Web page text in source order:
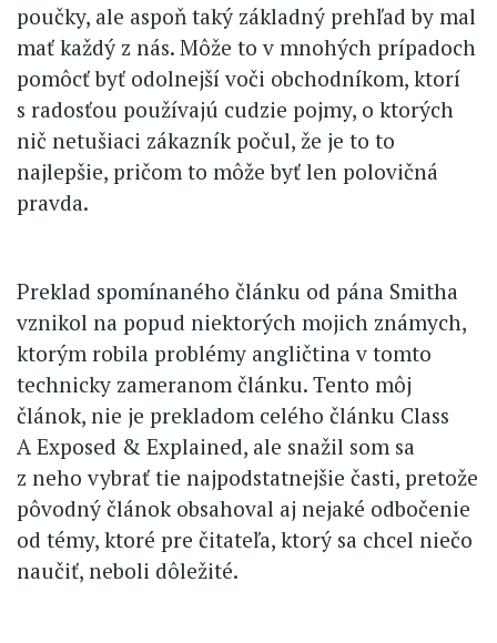
poučky, ale aspoň taký základný prehľad by mal
mať každý z nás. Môže to v mnohých prípadoch
pomôcť byť odolnejší voči obchodníkom, ktorí
s radosťou používajú cudzie pojmy, o ktorých
nič netušiaci zákazník počul, že je to to
najlepšie, pričom to môže byť len polovičná
pravda.
Preklad spomínaného článku od pána Smitha
vznikol na popud niektorých mojich známych,
ktorým robila problémy angličtina v tomto
technicky zameranom článku. Tento môj
článok, nie je prekladom celého článku Class
A Exposed & Explained, ale snažil som sa
z neho vybrať tie najpodstatnejšie časti, pretože
pôvodný článok obsahoval aj nejaké odbočenie
od témy, ktoré pre čitateľa, ktorý sa chcel niečo
naučiť, neboli dôležité.